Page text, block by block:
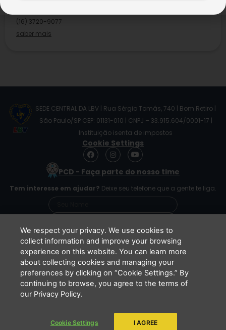
(16) 3720-9077
saber mais
SEDE CENTRAL DA LBV | Rua Sérgio Tomás, 740 | Bom Retiro |
São Paulo/SP CEP: 01131-010 | CNPJ – 33.915.604/0001-17 |
Instituição isenta de impostos
Cookie Settings
F
a
e
o
o
I
n
s
t
g
r
m
Y
o
t
b
e
PCD - Faça parte do nosso time
Tem interesse em ajudar? Deixe seu telefone que a gente te liga.
Li e concordo que minhas informações serão
tratadas de acordo com oAviso de Privacidade
da LBV
ENVIAR
Copyright 2026 - LBV - Legião da Boa Vontade. Todos os direitos
We respect your privacy. We use cookies to
collect information and improve your browsing
experience on this website. You can learn more
about collecting cookies and managing your
preferences by clicking on “Cookie Settings.” By
continuing to browse, you agree to the terms of
our Privacy Policy.
Cookie Settings I AGREE